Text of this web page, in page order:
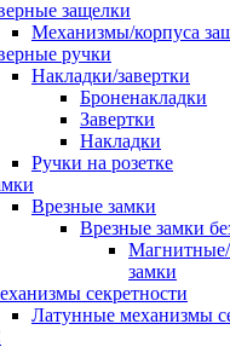
защелки
Механизмы/корпуса
ручки
Накладки/завертки
Броненакладки
Завертки
Накладки
Ручки на розетке
Врезные замки
Врезные замки
замки
секретности
Латунные механизмы